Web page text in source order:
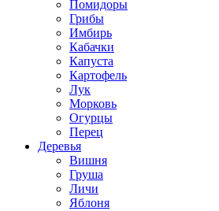
Помидоры
Грибы
Имбирь
Кабачки
Капуста
Картофель
Лук
Морковь
Огурцы
Перец
Деревья
Вишня
Груша
Личи
Яблоня